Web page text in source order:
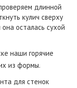
длинной
кулич сверху
осталась сухой
наши горячие
из формы.
для стенок